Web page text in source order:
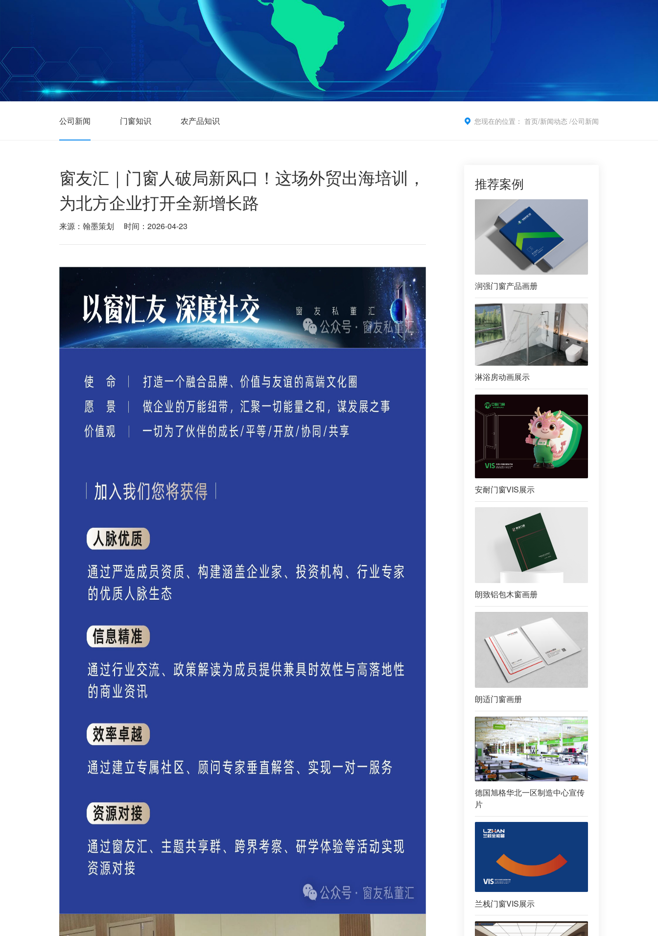
公司新闻 门窗知识 农产品知识 您现在的位置：首页/新闻动态/公司新闻
窗友汇｜门窗人破局新风口！这场外贸出海培训，
为北方企业打开全新增长路
来源：翰墨策划 时间：2026-04-23
推荐案例
润强门窗产品画册
淋浴房动画展示
安耐门窗VIS展示
朗致铝包木窗画册
朗适门窗画册
德国旭格华北一区制造中心宣传
片
兰栈门窗VIS展示